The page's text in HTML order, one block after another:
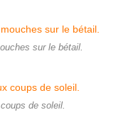
sur le bétail.
de soleil.